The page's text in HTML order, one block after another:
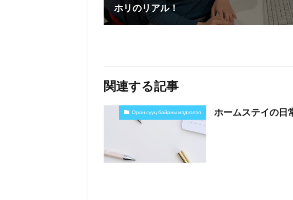
ホリのリアル！
関連する記事
Орон сууц байрны мэдээлэл ホームステイの日